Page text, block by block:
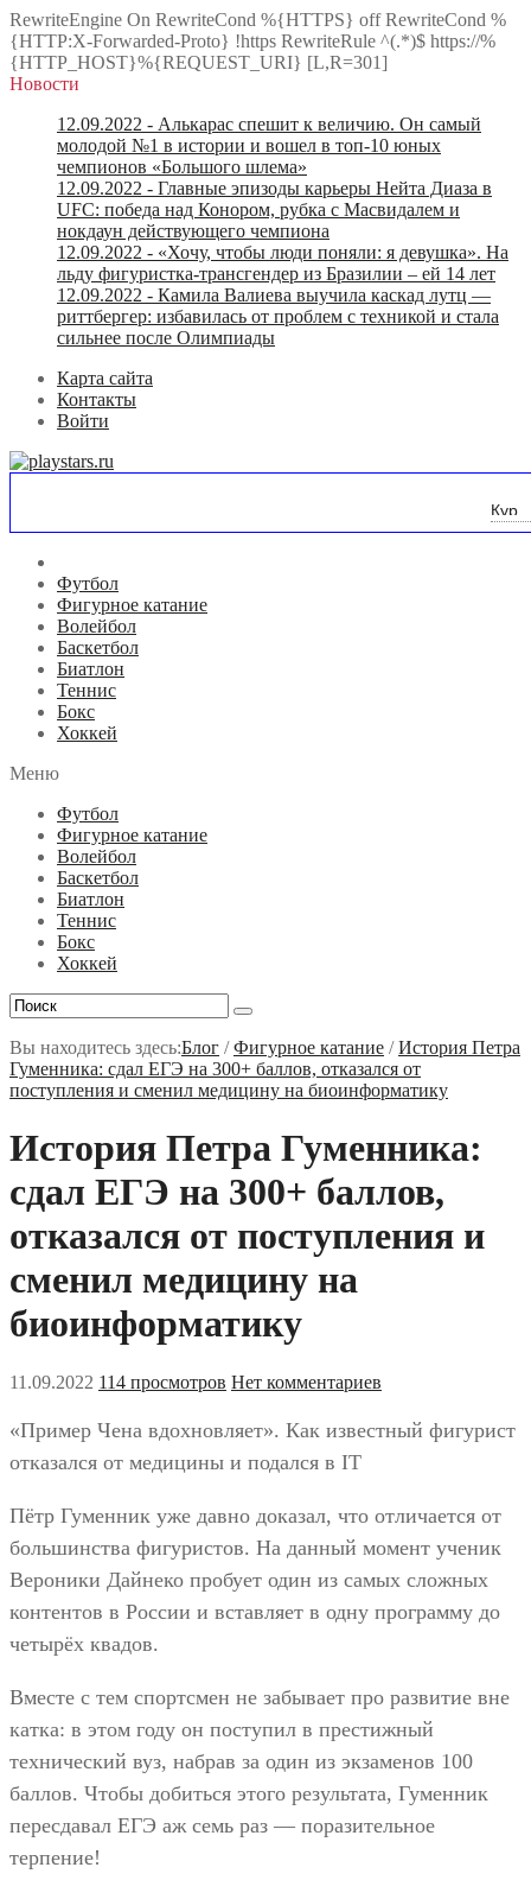
RewriteEngine On RewriteCond %{HTTPS} off RewriteCond %
{HTTP:X-Forwarded-Proto} !https RewriteRule ^(.*)$ https://%
{HTTP_HOST}%{REQUEST_URI} [L,R=301]
Новости
12.09.2022 - Алькарас спешит к величию. Он самый
молодой №1 в истории и вошел в топ-10 юных
чемпионов «Большого шлема»
12.09.2022 - Главные эпизоды карьеры Нейта Диаза в
UFC: победа над Конором, рубка с Масвидалем и
нокдаун действующего чемпиона
12.09.2022 - «Хочу, чтобы люди поняли: я девушка». На
льду фигуристка-трансгендер из Бразилии – ей 14 лет
12.09.2022 - Камила Валиева выучила каскад лутц —
риттбергер: избавилась от проблем с техникой и стала
сильнее после Олимпиады
Карта сайта
Контакты
Войти
Футбол
Фигурное катание
Волейбол
Баскетбол
Биатлон
Теннис
Бокс
Хоккей
Меню
Футбол
Фигурное катание
Волейбол
Баскетбол
Биатлон
Теннис
Бокс
Хоккей
Вы находитесь здесь:Блог /Фигурное катание /История Петра
Гуменника: сдал ЕГЭ на 300+ баллов, отказался от
поступления и сменил медицину на биоинформатику
История Петра Гуменника:
сдал ЕГЭ на 300+ баллов,
отказался от поступления и
сменил медицину на
биоинформатику
11.09.2022 114 просмотров Нет комментариев
«Пример Чена вдохновляет». Как известный фигурист
отказался от медицины и подался в IT
Пётр Гуменник уже давно доказал, что отличается от
большинства фигуристов. На данный момент ученик
Вероники Дайнеко пробует один из самых сложных
контентов в России и вставляет в одну программу до
четырёх квадов.
Вместе с тем спортсмен не забывает про развитие вне
катка: в этом году он поступил в престижный
технический вуз, набрав за один из экзаменов 100
баллов. Чтобы добиться этого результата, Гуменник
пересдавал ЕГЭ аж семь раз — поразительное
терпение!